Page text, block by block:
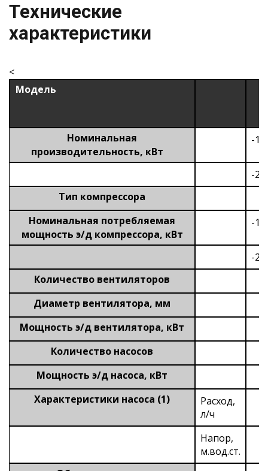
Технические
характеристики
<
Модель
Номинальная
производительность, кВт
-1
-2
Тип компрессора
Номинальная потребляемая
мощность э/д компрессора, кВт
-1
-2
Количество вентиляторов
Диаметр вентилятора, мм
Мощность э/д вентилятора, кВт
Количество насосов
Мощность э/д насоса, кВт
Характеристики насоса (1)
Расход,
л/ч
Напор,
м.вод.ст.